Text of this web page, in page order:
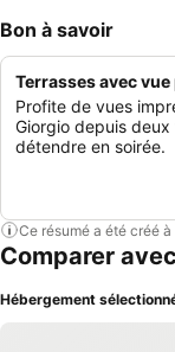
Bon à savoir
Terrasses avec
Profite de vues
Giorgio depuis
détendre en soirée.
Ce résumé a été créé à
Comparer
Hébergement